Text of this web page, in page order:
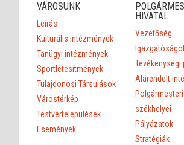
VÁROSUNK
Leírás
Kulturális intézmények
Tanügyi intézmények
Sportlétesítmények
Tulajdonosi Társulások
Várostérkép
Testvértelepülések
Események
HIVATAL
Vezetőség
Tevékenységi
Alárendelt
Polgármesteri
székhelyei
Pályázatok
Stratégiák